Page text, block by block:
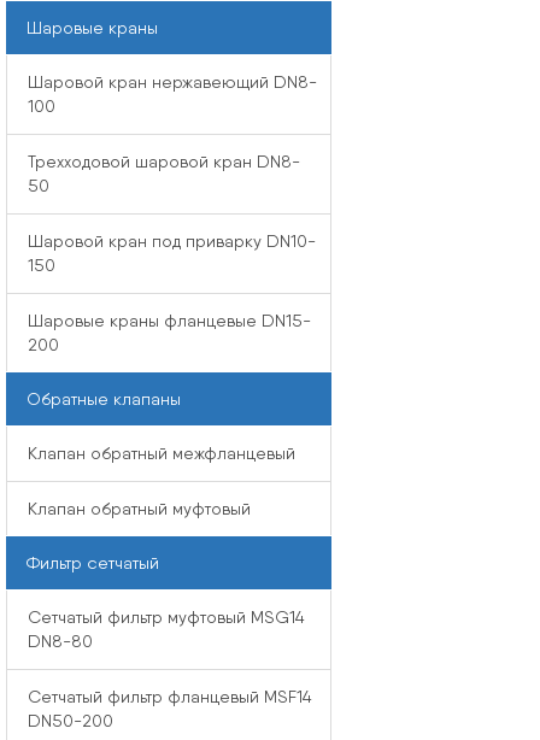
Шаровые краны
Шаровой кран нержавеющий DN8-
100
Трехходовой шаровой кран DN8-
50
Шаровой кран под приварку DN10-
150
Шаровые краны фланцевые DN15-
200
Обратные клапаны
Клапан обратный межфланцевый
Клапан обратный муфтовый
Фильтр сетчатый
Сетчатый фильтр муфтовый MSG14
DN8-80
Сетчатый фильтр фланцевый MSF14
DN50-200